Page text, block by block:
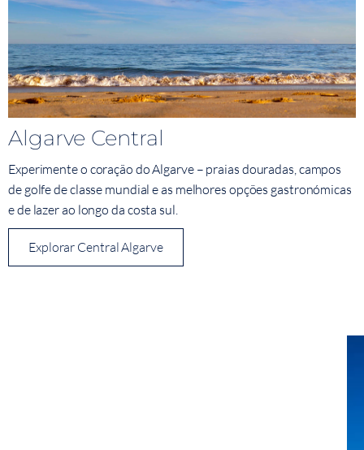
Algarve Central
Experimente o coração do Algarve – praias douradas, campos
de golfe de classe mundial e as melhores opções gastronómicas
e de lazer ao longo da costa sul.
Explorar Central Algarve